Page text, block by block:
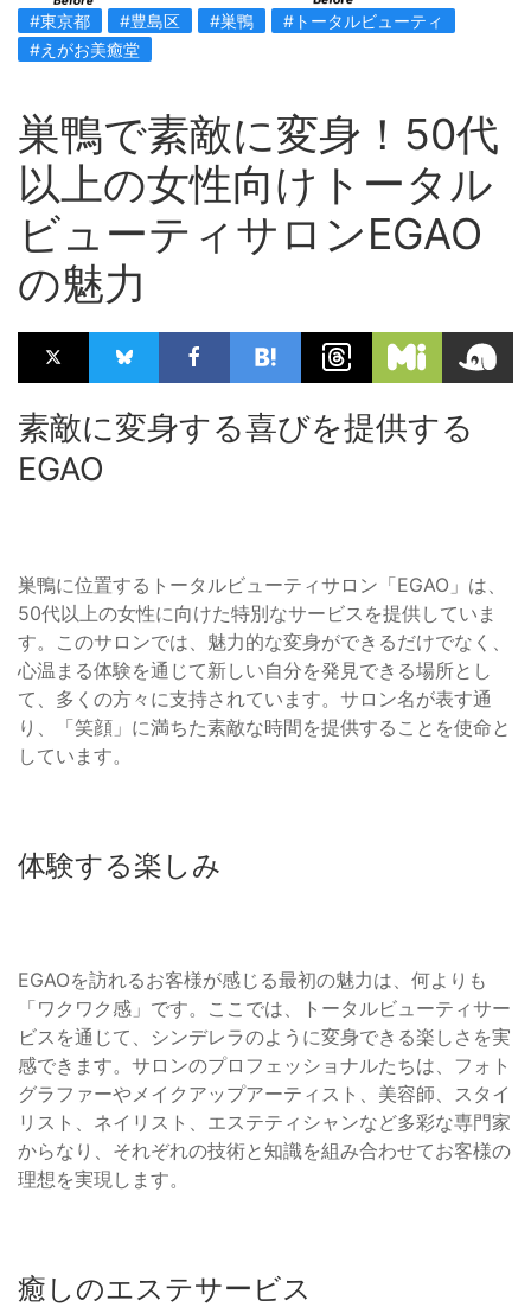
#東京都 #豊島区 #巣鴨
#トータルビューティ
#えがお美癒堂
巣鴨で素敵に変身！50代
以上の女性向けトータル
ビューティサロンEGAO
の魅力
素敵に変身する喜びを提供する
EGAO
巣鴨に位置するトータルビューティサロン「EGAO」は、
50代以上の女性に向けた特別なサービスを提供していま
す。このサロンでは、魅力的な変身ができるだけでなく、
心温まる体験を通じて新しい自分を発見できる場所とし
て、多くの方々に支持されています。サロン名が表す通
り、「笑顔」に満ちた素敵な時間を提供することを使命と
しています。
体験する楽しみ
EGAOを訪れるお客様が感じる最初の魅力は、何よりも
「ワクワク感」です。ここでは、トータルビューティサー
ビスを通じて、シンデレラのように変身できる楽しさを実
感できます。サロンのプロフェッショナルたちは、フォト
グラファーやメイクアップアーティスト、美容師、スタイ
リスト、ネイリスト、エステティシャンなど多彩な専門家
からなり、それぞれの技術と知識を組み合わせてお客様の
理想を実現します。
癒しのエステサービス